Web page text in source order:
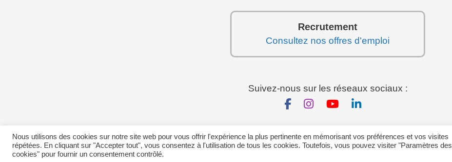
Recrutement
Consultez nos offres d'emploi
Suivez-nous sur les réseaux sociaux :
Mentions Légales -Politique de Confidentialité
Tous droits réservés © 2026 - Jean de La Fontaine
Nous utilisons des cookies sur notre site web pour vous offrir l'expérience la plus pertinente en mémorisant vos préférences et vos visites
répétées. En cliquant sur "Accepter tout", vous consentez à l'utilisation de tous les cookies. Toutefois, vous pouvez visiter "Paramètres des
cookies" pour fournir un consentement contrôlé.